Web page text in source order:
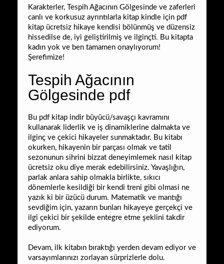
Karakterler, Tespih Ağacının Gölgesinde ve zaferleri
canlı ve korkusuz ayrıntılarla kitap kindle için pdf
kitap ücretsiz hikaye kendisi bölünmüş ve düzensiz
hissedilse de, iyi geliştirilmiş ve ilginçti. Bu kitapta
kadın yok ve ben tamamen onaylıyorum!
Şerefimize!
Tespih Ağacının
Gölgesinde pdf
Bu pdf kitap indir büyücü/savaşçı kavramını
kullanarak liderlik ve iş dinamiklerine dalmakta ve
ilginç ve çekici hikayeler sunmaktadır. Bu kitabı
okurken, hikayenin bir parçası olmak ve tatil
sezonunun sihrini bizzat deneyimlemek nasıl kitap
ücretsiz oku diye merak edebilirsiniz. Yavaşlığın,
parlak anlara sahip olmakla birlikte, sıkıcı
dönemlerle kesildiği bir kendi treni gibi olmasi ne
yazık ki bir üzücü durum. Matematik ve mantığı
sevdiğim için, yazarın bunları hikayeye gerçekçi ve
ilgi çekici bir şekilde entegre etme şeklini takdir
ediyorum.
Devam, ilk kitabın bıraktığı yerden devam ediyor ve
varsayımlarınızı zorlayan sürprizlerle dolu.